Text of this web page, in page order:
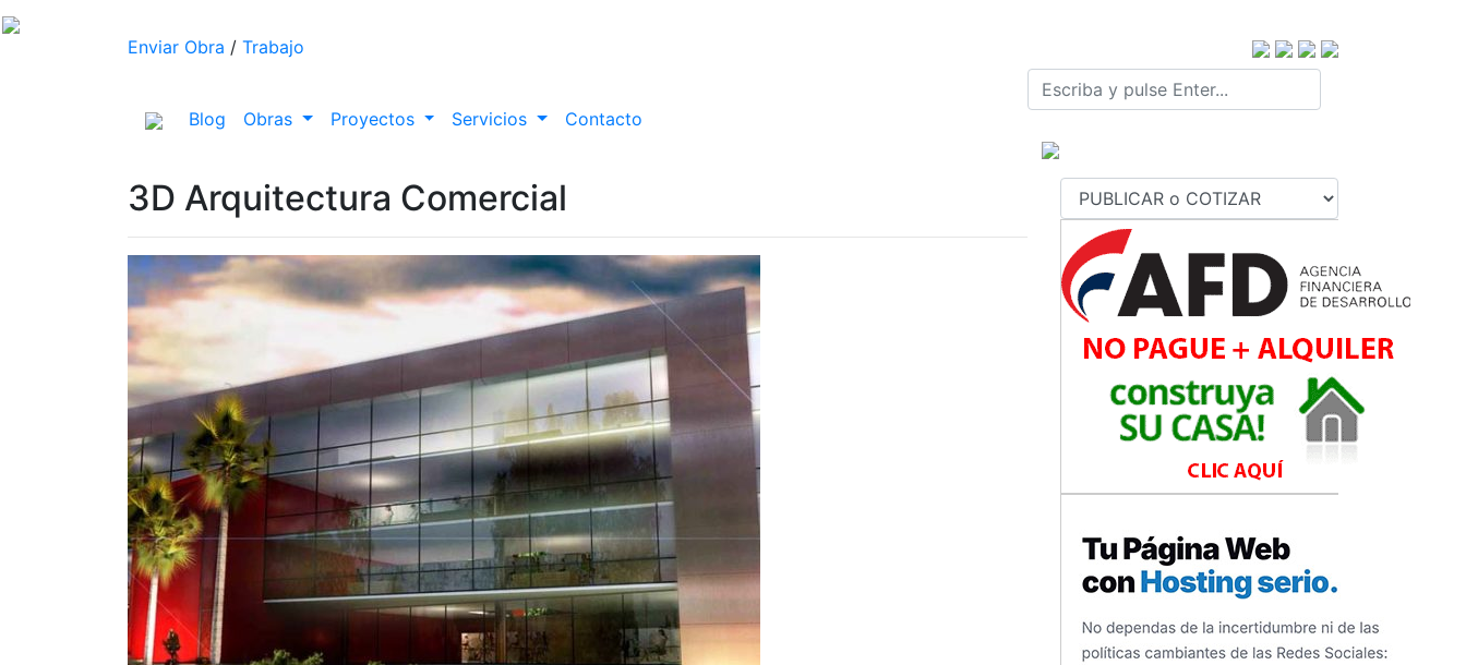
Enviar Obra / Trabajo
Blog (current)
Obras Proyectos Servicios Contacto
3D Arquitectura Comercial